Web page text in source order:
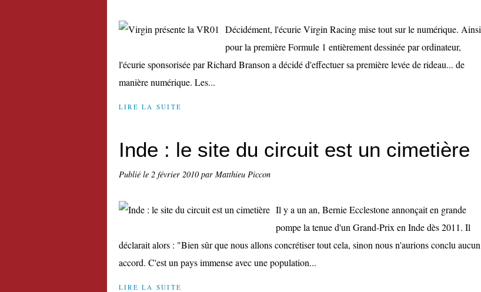
Décidément, l'écurie Virgin Racing mise tout sur le numérique. Ainsi
pour la première Formule 1 entièrement dessinée par ordinateur,
l'écurie sponsorisée par Richard Branson a décidé d'effectuer sa première levée de rideau... de
manière numérique. Les...
LIRE LA SUITE
Inde : le site du circuit est un cimetière
Publié le 2 février 2010par Matthieu Piccon
Il y a un an, Bernie Ecclestone annonçait en grande
pompe la tenue d'un Grand-Prix en Inde dès 2011. Il
déclarait alors : "Bien sûr que nous allons concrétiser tout cela, sinon nous n'aurions conclu aucun
accord. C'est un pays immense avec une population...
LIRE LA SUITE